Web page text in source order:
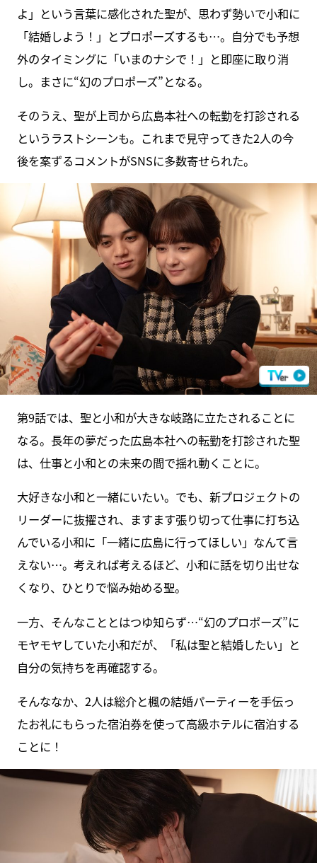
よ」という言葉に感化された聖が、思わず勢いで小和に
「結婚しよう！」とプロポーズするも…。自分でも予想
外のタイミングに「いまのナシで！」と即座に取り消
し。まさに“幻のプロポーズ”となる。
そのうえ、聖が上司から広島本社への転勤を打診される
というラストシーンも。これまで見守ってきた2人の今
後を案ずるコメントがSNSに多数寄せられた。
第9話では、聖と小和が大きな岐路に立たされることに
なる。長年の夢だった広島本社への転勤を打診された聖
は、仕事と小和との未来の間で揺れ動くことに。
大好きな小和と一緒にいたい。でも、新プロジェクトの
リーダーに抜擢され、ますます張り切って仕事に打ち込
んでいる小和に「一緒に広島に行ってほしい」なんて言
えない…。考えれば考えるほど、小和に話を切り出せな
くなり、ひとりで悩み始める聖。
一方、そんなこととはつゆ知らず…“幻のプロポーズ”に
モヤモヤしていた小和だが、「私は聖と結婚したい」と
自分の気持ちを再確認する。
そんななか、2人は総介と楓の結婚パーティーを手伝っ
たお礼にもらった宿泊券を使って高級ホテルに宿泊する
ことに！